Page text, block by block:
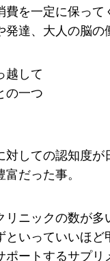
費を一定に保って
発達、大人の脳の
越して
の一つ
対しての認知度が
だった事。
リニックの数が多
といっていいほど
ポートするサプリ